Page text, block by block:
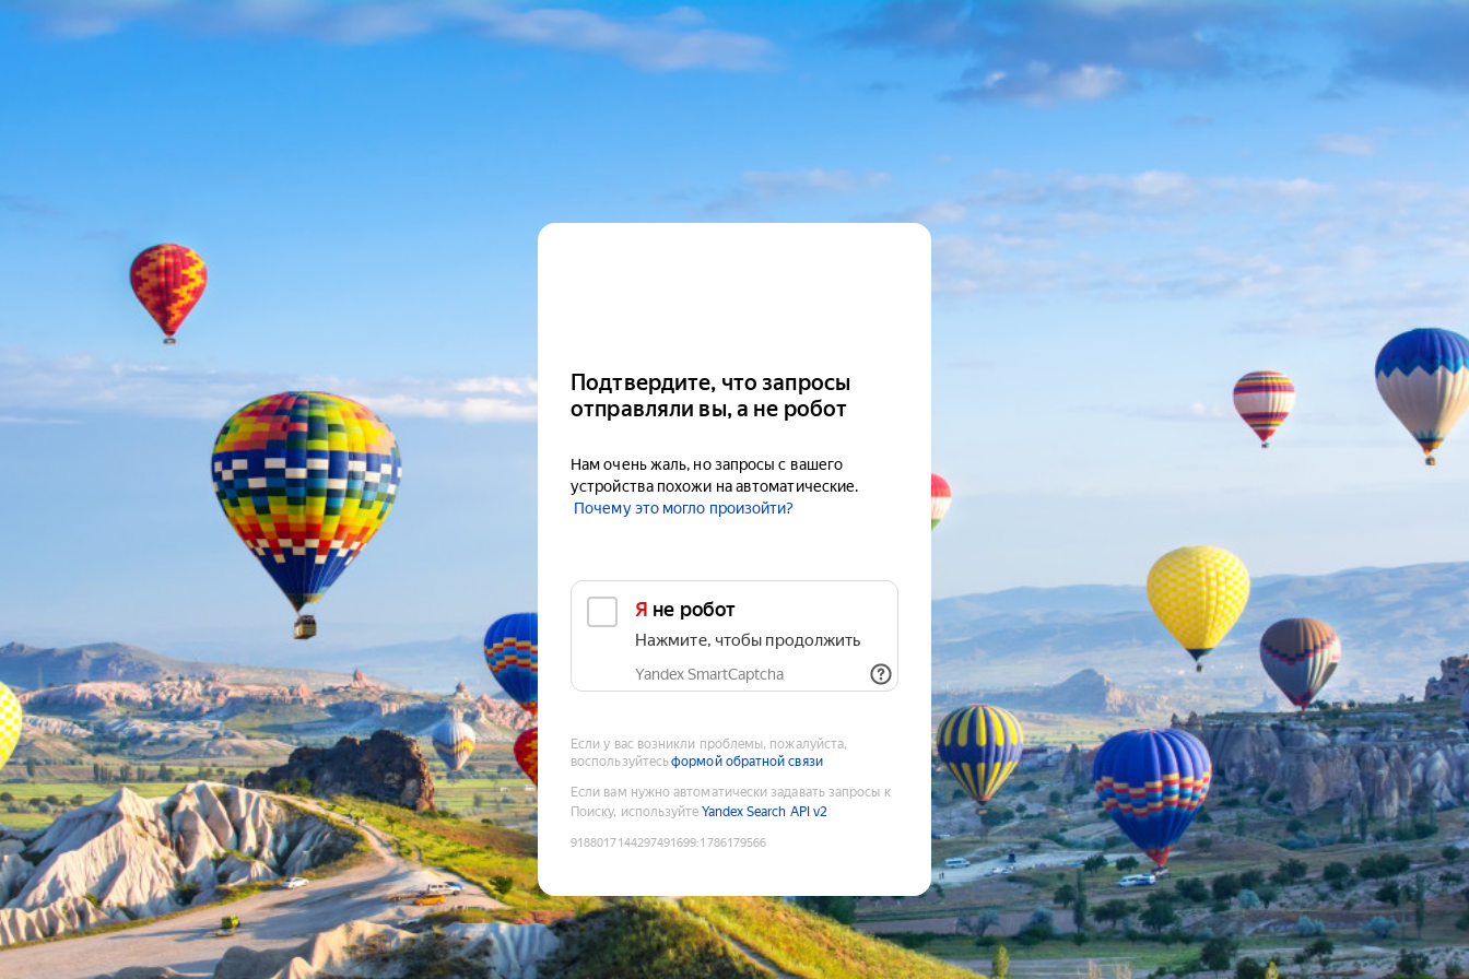
Подтвердите, что запросы
отправляли вы, а не робот
Нам очень жаль, но запросы с вашего
устройства похожи на автоматические.
Почему это могло произойти?
Я не робот
Нажмите, чтобы продолжить
Yandex SmartCaptcha
Если у вас возникли проблемы, пожалуйста,
воспользуйтесьформой обратной связи
Если вам нужно автоматически задавать запросы к
Поиску, используйте Yandex Search API v2
9188017144297491699:1786179566